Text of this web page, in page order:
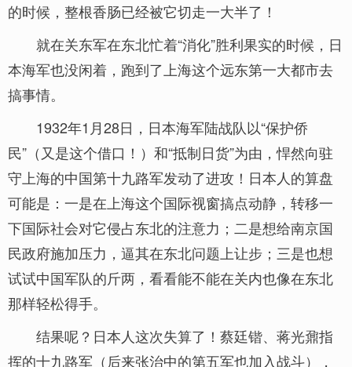
的时候，整根香肠已经被它切走一大半了！
就在关东军在东北忙着“消化”胜利果实的时候，日
本海军也没闲着，跑到了上海这个远东第一大都市去
搞事情。
1932年1月28日，日本海军陆战队以“保护侨
民”（又是这个借口！）和“抵制日货”为由，悍然向驻
守上海的中国第十九路军发动了进攻！日本人的算盘
可能是：一是在上海这个国际视窗搞点动静，转移一
下国际社会对它侵占东北的注意力；二是想给南京国
民政府施加压力，逼其在东北问题上让步；三是也想
试试中国军队的斤两，看看能不能在关内也像在东北
那样轻松得手。
结果呢？日本人这次失算了！蔡廷锴、蒋光鼐指
挥的十九路军（后来张治中的第五军也加入战斗），